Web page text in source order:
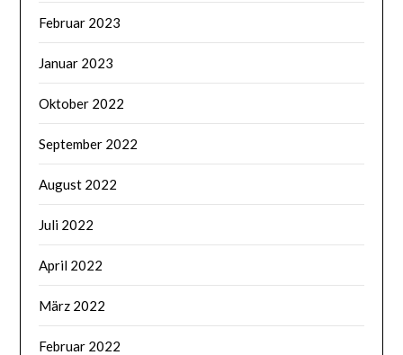
Februar 2023
Januar 2023
Oktober 2022
September 2022
August 2022
Juli 2022
April 2022
März 2022
Februar 2022